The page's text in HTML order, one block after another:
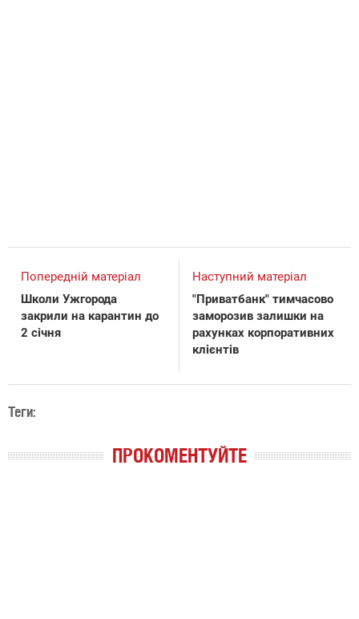
Попередній матеріал
Школи Ужгорода
закрили на карантин до
2 січня
Наступний матеріал
"Приватбанк" тимчасово
заморозив залишки на
рахунках корпоративних
клієнтів
Теги:
ПРОКОМЕНТУЙТЕ